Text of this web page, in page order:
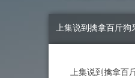
上集说到擒拿百斤
上集说到擒拿